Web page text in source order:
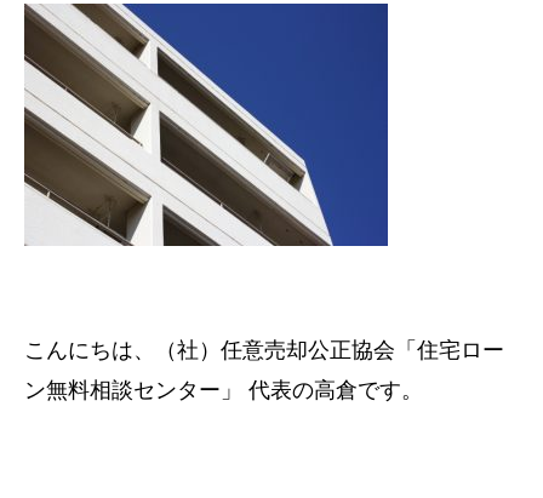
こんにちは、（社）任意売却公正協会「住宅ロー
ン無料相談センター」 代表の高倉です。